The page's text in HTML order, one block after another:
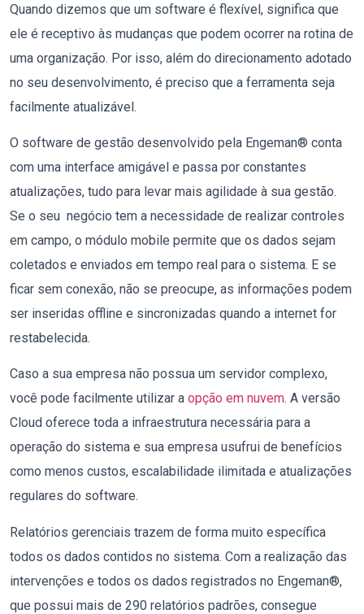
Quando dizemos que um software é flexível, significa que
ele é receptivo às mudanças que podem ocorrer na rotina de
uma organização. Por isso, além do direcionamento adotado
no seu desenvolvimento, é preciso que a ferramenta seja
facilmente atualizável.
O software de gestão desenvolvido pela Engeman® conta
com uma interface amigável e passa por constantes
atualizações, tudo para levar mais agilidade à sua gestão.
Se o seu negócio tem a necessidade de realizar controles
em campo, o módulo mobile permite que os dados sejam
coletados e enviados em tempo real para o sistema. E se
ficar sem conexão, não se preocupe, as informações podem
ser inseridas offline e sincronizadas quando a internet for
restabelecida.
Caso a sua empresa não possua um servidor complexo,
você pode facilmente utilizar a opção em nuvem. A versão
Cloud oferece toda a infraestrutura necessária para a
operação do sistema e sua empresa usufrui de benefícios
como menos custos, escalabilidade ilimitada e atualizações
regulares do software.
Relatórios gerenciais trazem de forma muito específica
todos os dados contidos no sistema. Com a realização das
intervenções e todos os dados registrados no Engeman®,
que possui mais de 290 relatórios padrões, consegue